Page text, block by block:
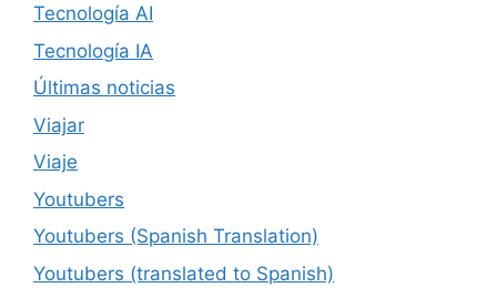
Tecnología AI
Tecnología IA
Últimas noticias
Viajar
Viaje
Youtubers
Youtubers (Spanish Translation)
Youtubers (translated to Spanish)